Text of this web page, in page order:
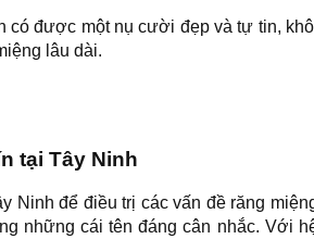
có được một nụ cười đẹp và tự tin,
lâu dài.
tại Tây Ninh
Ninh để điều trị các vấn đề răng
những cái tên đáng cân nhắc. Với